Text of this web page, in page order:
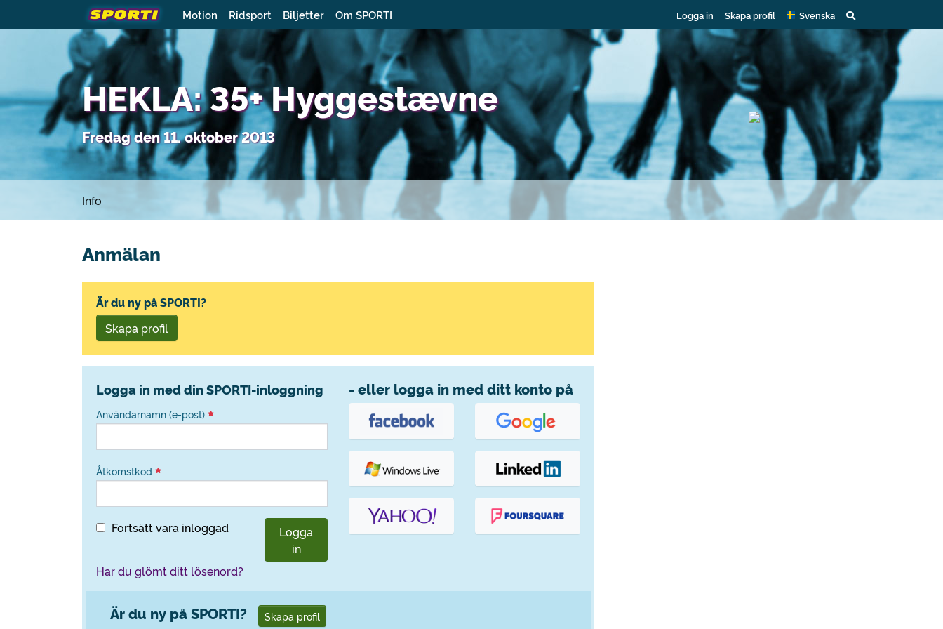
Motion Ridsport Biljetter Om SPORTI Logga in Skapa profil Svenska
HEKLA: 35+ Hyggestævne
Fredag den 11. oktober 2013
Info
Anmälan
Är du ny på SPORTI?
Skapa profil
Logga in med din SPORTI-inloggning
Användarnamn (e-post)
Åtkomstkod
Fortsätt vara inloggad
Logga
in
Har du glömt ditt lösenord?
- eller logga in med ditt konto på
Är du ny på SPORTI? Skapa profil